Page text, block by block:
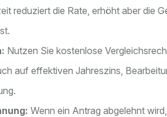
reduziert die Rate, erhöht aber die
Nutzen Sie kostenlose
auf effektiven Jahreszins,
Wenn ein Antrag abgelehnt